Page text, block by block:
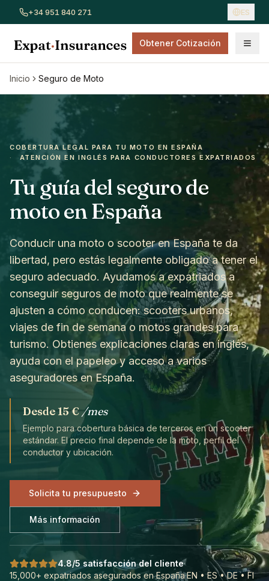
+34 951 840 271 ES
Obtener Cotización
Inicio Seguro de Moto
COBERTURA LEGAL PARA TU MOTO EN ESPAÑA
·
ATENCIÓN EN INGLÉS PARA CONDUCTORES EXPATRIADOS
Tu guía del seguro de
moto en España
Conducir una moto o scooter en España te da
libertad, pero estás legalmente obligado a tener el
seguro adecuado. Ayudamos a expatriados a
conseguir seguros de moto que realmente se
ajusten a cómo conducen: scooters urbanos,
viajes de fin de semana o motos grandes para
turismo. Obtienes explicaciones claras en inglés,
ayuda con el papeleo y acceso a varios
aseguradores en España.
Desde15 € /mes
Ejemplo para cobertura básica de terceros en un scooter
estándar. El precio final depende de la moto, perfil del
conductor y ubicación.
Solicita tu presupuesto
Más información
4.8/5 satisfacción del cliente·
15,000+ expatriados asegurados en España·EN • ES • DE • FI